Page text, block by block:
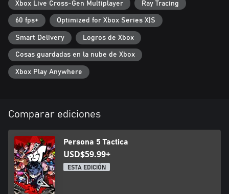
Xbox Live Cross-Gen Multiplayer Ray Tracing
60 fps+ Optimized for Xbox Series X|S
Smart Delivery Logros de Xbox
Cosas guardadas en la nube de Xbox
Xbox Play Anywhere
Comparar ediciones
Persona 5 Tactica
USD$59.99+
ESTA EDICIÓN